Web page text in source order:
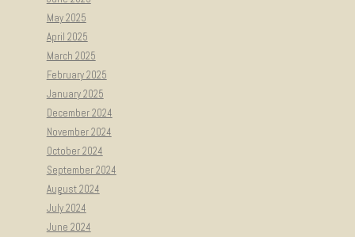
May 2025
April 2025
March 2025
February 2025
January 2025
December 2024
November 2024
October 2024
September 2024
August 2024
July 2024
June 2024